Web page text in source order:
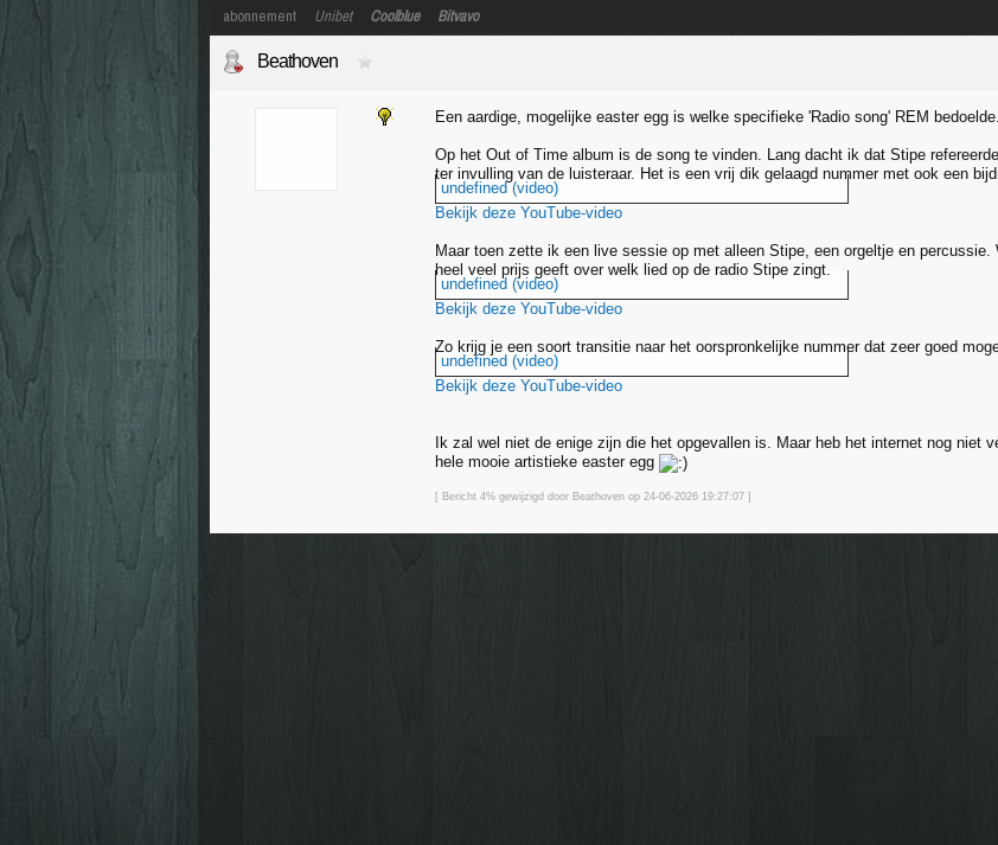
abonnement Unibet Coolblue Bitvavo
Beathoven
Een aardige, mogelijke easter egg is welke specifieke 'Radio song' REM bedoelde.
Op het Out of Time album is de song te vinden. Lang dacht ik dat Stipe
ter invulling van de luisteraar. Het is een vrij dik gelaagd nummer met ook een
undefined (video)
Bekijk deze YouTube-video
Maar toen zette ik een live sessie op met alleen Stipe, een orgeltje en percussie.
heel veel prijs geeft over welk lied op de radio Stipe zingt.
undefined (video)
Bekijk deze YouTube-video
Zo krijg je een soort transitie naar het oorspronkelijke nummer dat zeer goed
undefined (video)
Bekijk deze YouTube-video
Ik zal wel niet de enige zijn die het opgevallen is. Maar heb het internet nog niet
hele mooie artistieke easter egg
[ Bericht 4% gewijzigd door Beathoven op 24-06-2026 19:27:07 ]